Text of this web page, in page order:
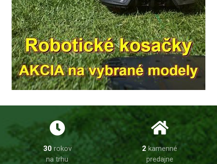
30rokov
na trhu
2 kamenné
predajne